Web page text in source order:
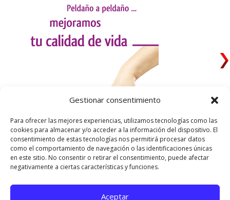
Gestionar consentimiento
Para ofrecer las mejores experiencias, utilizamos tecnologías como las
cookies para almacenar y/o acceder a la información del dispositivo. El
consentimiento de estas tecnologías nos permitirá procesar datos
como el comportamiento de navegación o las identificaciones únicas
en este sitio. No consentir o retirar el consentimiento, puede afectar
negativamente a ciertas características y funciones.
Aceptar